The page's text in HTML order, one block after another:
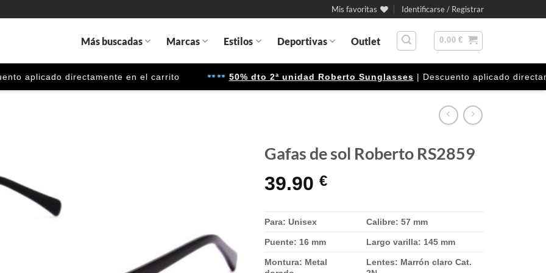
Mis favoritas Identificarse / Registrar
Más buscadas Marcas Estilos Deportivas Outlet 0.00€
aplicado directamente en el carrito 50% dto 2ª unidad Roberto Sunglasses | Descuento aplicado
Gafas de sol Roberto RS2859
39.90 €
Para: Unisex Calibre: 57 mm
Puente: 16 mm Largo varilla: 145 mm
Montura: Metal
Lentes: Marrón claro Cat.